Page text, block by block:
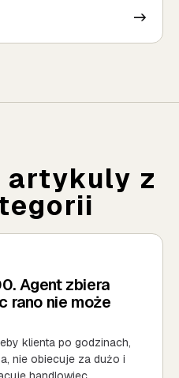
->
artykuly z
Agent zbiera
rano nie może
klienta po godzinach,
nie obiecuje za dużo i